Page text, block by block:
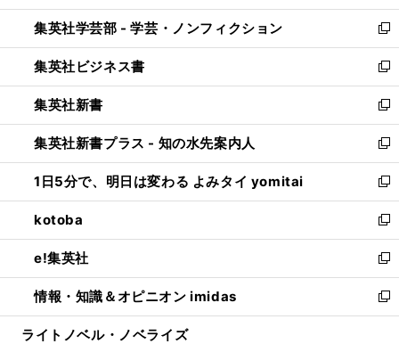
開
く
ウ
で
開
く
ン
ド
ウ
で
開
く
ウ
ィ
ン
ド
ウ
で
開
く
集英社学芸部 - 学芸・ノンフィクション
新
し
い
ウ
ィ
ン
ド
ウ
で
開
く
集英社ビジネス書
新
し
い
ウ
ィ
ン
ド
ウ
で
開
く
集英社新書
新
し
い
ウ
ィ
ン
ド
ウ
で
開
く
集英社新書プラス - 知の水先案内人
新
し
い
ウ
ィ
ン
ド
ウ
で
開
1日5分で、明日は変わる よみタイ yomitai
新
し
い
ウ
ィ
ン
ド
ウ
kotoba
新
し
い
ウ
ィ
ン
e!集英社
新
し
い
ウ
情報・知識＆オピニオン imidas
新
し
ライトノベル・ノベライズ